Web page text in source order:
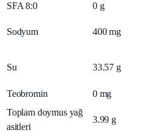
SFA 8:0
0 g
Sodyum 400 mg
Su 33.57 g
Teobromin 0 mg
Toplam doymus yağ
asitleri
3.99 g